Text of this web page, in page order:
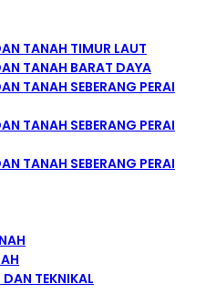
TANAH TIMUR LAUT
TANAH BARAT DAYA
TANAH SEBERANG PERAI
TANAH SEBERANG PERAI
TANAH SEBERANG PERAI
TEKNIKAL